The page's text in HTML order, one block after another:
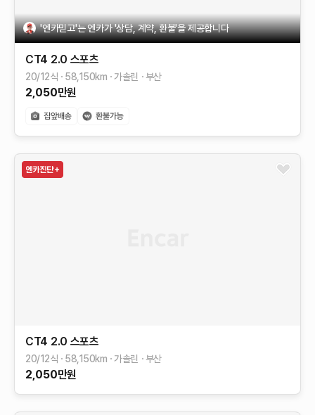
'엔카믿고'는 엔카가 '상담, 계약, 환불'을 제공합니다
CT4 2.0 스포츠
20/12식 58,150km 가솔린 부산
2,050만원
CT4 2.0 스포츠
20/12식 58,150km 가솔린 부산
2,050만원